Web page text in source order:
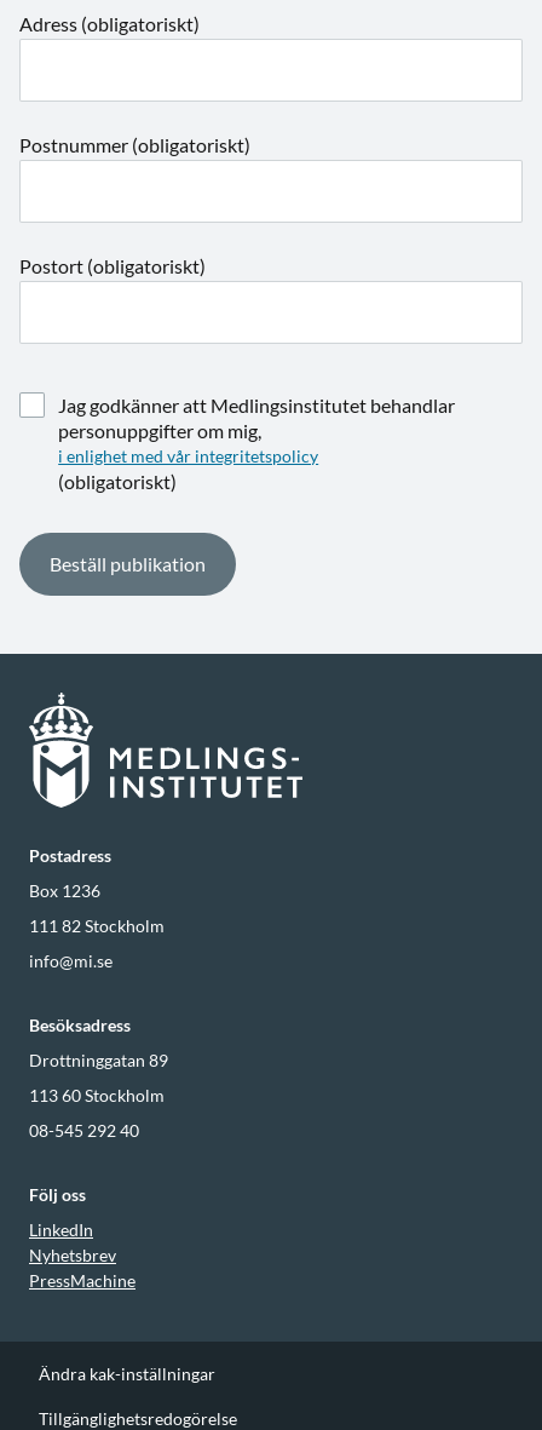
Adress (obligatoriskt)
Postnummer (obligatoriskt)
Postort (obligatoriskt)
Jag godkänner att Medlingsinstitutet behandlar
personuppgifter om mig,
i enlighet med vår integritetspolicy
(obligatoriskt)
Postadress
Box 1236
111 82Stockholm
info@mi.se
Besöksadress
Drottninggatan 89
113 60Stockholm
08-545 292 40
Följ oss
LinkedIn
Nyhetsbrev
PressMachine
Ändra kak-inställningar
Tillgänglighetsredogörelse